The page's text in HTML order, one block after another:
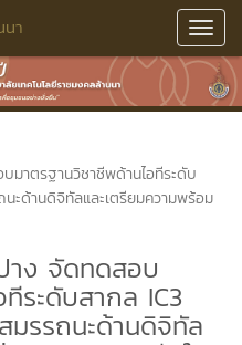
า
มาตรฐานวิชาชีพด้านไอทีระดับ
ะด้านดิจิทัลและเตรียมความพร้อม
าง จัดทดสอบ
ระดับสากล IC3
มรรถนะด้านดิจิทัล